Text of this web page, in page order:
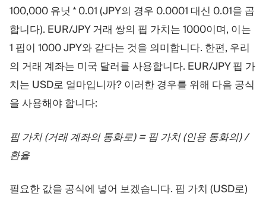
100,000 유닛 * 0.01 (JPY의 경우 0.0001 대신 0.01을 곱
합니다). EUR/JPY 거래 쌍의 핍 가치는 1000이며, 이는
1 핍이 1000 JPY와 같다는 것을 의미합니다. 한편, 우리
의 거래 계좌는 미국 달러를 사용합니다. EUR/JPY 핍 가
치는 USD로 얼마입니까? 이러한 경우를 위해 다음 공식
을 사용해야 합니다:
핍 가치 (거래 계좌의 통화로) = 핍 가치 (인용 통화의) /
환율
필요한 값을 공식에 넣어 보겠습니다. 핍 가치 (USD로)